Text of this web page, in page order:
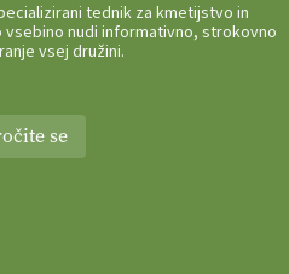
tednik za kmetijstvo in
nudi informativno, strokovno
vsej družini.
se